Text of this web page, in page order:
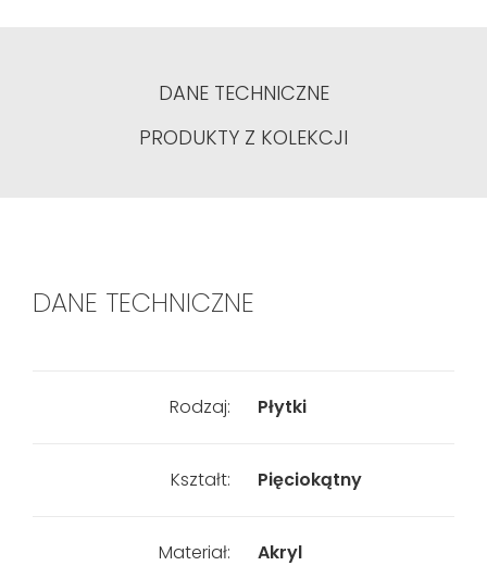
DANE TECHNICZNE
PRODUKTY Z KOLEKCJI
DANE TECHNICZNE
Rodzaj: Płytki
Kształt: Pięciokątny
Materiał: Akryl